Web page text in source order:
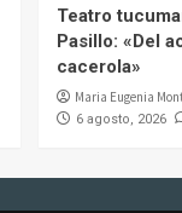
Teatro
Pasillo: «Del
cacerola»
Maria Eugenia
6 agosto, 2026